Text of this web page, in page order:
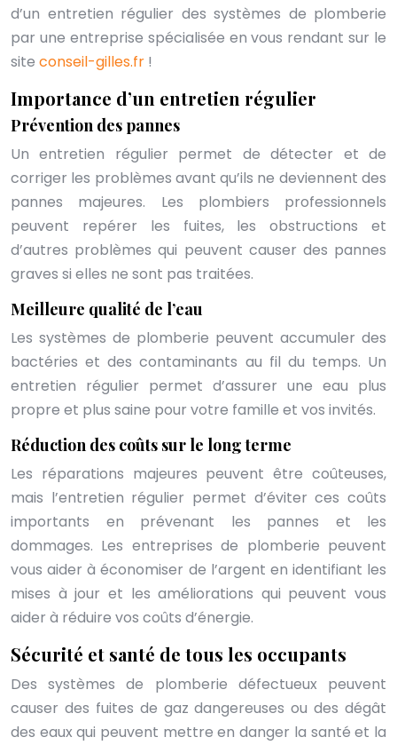
d’un entretien régulier des systèmes de plomberie
par une entreprise spécialisée en vous rendant sur le
site conseil-gilles.fr !
Importance d’un entretien régulier
Prévention des pannes
Un entretien régulier permet de détecter et de
corriger les problèmes avant qu’ils ne deviennent des
pannes majeures. Les plombiers professionnels
peuvent repérer les fuites, les obstructions et
d’autres problèmes qui peuvent causer des pannes
graves si elles ne sont pas traitées.
Meilleure qualité de l’eau
Les systèmes de plomberie peuvent accumuler des
bactéries et des contaminants au fil du temps. Un
entretien régulier permet d’assurer une eau plus
propre et plus saine pour votre famille et vos invités.
Réduction des coûts sur le long terme
Les réparations majeures peuvent être coûteuses,
mais l’entretien régulier permet d’éviter ces coûts
importants en prévenant les pannes et les
dommages. Les entreprises de plomberie peuvent
vous aider à économiser de l’argent en identifiant les
mises à jour et les améliorations qui peuvent vous
aider à réduire vos coûts d’énergie.
Sécurité et santé de tous les occupants
Des systèmes de plomberie défectueux peuvent
causer des fuites de gaz dangereuses ou des dégât
des eaux qui peuvent mettre en danger la santé et la